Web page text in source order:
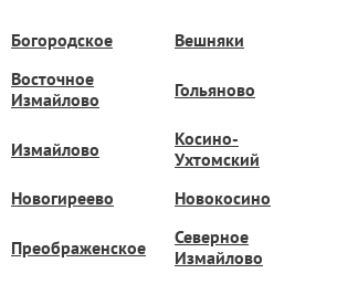
Богородское Вешняки
Восточное
Измайлово
Гольяново
Измайлово
Косино-
Ухтомский
Новогиреево Новокосино
Преображенское
Северное
Измайлово